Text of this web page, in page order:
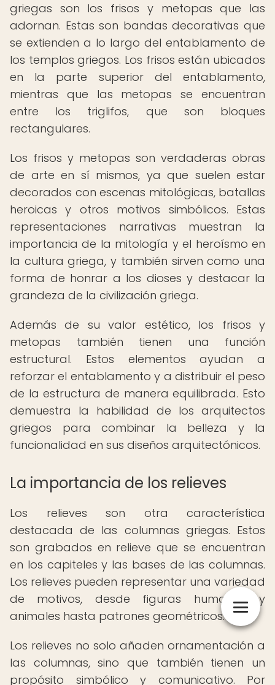
griegas son los frisos y metopas que las
adornan. Estas son bandas decorativas que
se extienden a lo largo del entablamento de
los templos griegos. Los frisos están ubicados
en la parte superior del entablamento,
mientras que las metopas se encuentran
entre los triglifos, que son bloques
rectangulares.
Los frisos y metopas son verdaderas obras
de arte en sí mismos, ya que suelen estar
decorados con escenas mitológicas, batallas
heroicas y otros motivos simbólicos. Estas
representaciones narrativas muestran la
importancia de la mitología y el heroísmo en
la cultura griega, y también sirven como una
forma de honrar a los dioses y destacar la
grandeza de la civilización griega.
Además de su valor estético, los frisos y
metopas también tienen una función
estructural. Estos elementos ayudan a
reforzar el entablamento y a distribuir el peso
de la estructura de manera equilibrada. Esto
demuestra la habilidad de los arquitectos
griegos para combinar la belleza y la
funcionalidad en sus diseños arquitectónicos.
La importancia de los relieves
Los relieves son otra característica
destacada de las columnas griegas. Estos
son grabados en relieve que se encuentran
en los capiteles y las bases de las columnas.
Los relieves pueden representar una variedad
de motivos, desde figuras humanas y
animales hasta patrones geométricos.
Los relieves no solo añaden ornamentación a
las columnas, sino que también tienen un
propósito simbólico y comunicativo. Por